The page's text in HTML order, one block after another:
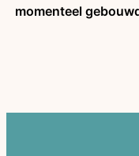
momenteel